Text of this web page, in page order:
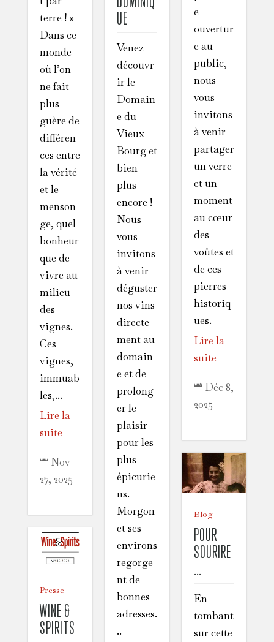
e
ouvertur
e au
public,
nous
vous
invitons
à venir
partager
un verre
et un
moment
au cœur
des
voûtes et
de ces
pierres
historiq
ues.
Lire la
suite
 Déc 8,
2025
terre ! »
Dans ce
monde
où l’on
ne fait
plus
guère de
différen
ces entre
la vérité
et le
menson
ge, quel
bonheur
que de
vivre au
milieu
des
vignes.
Ces
vignes,
immuab
les,...
Lire la
suite
 Nov
27, 2025
UE
Venez
découvr
ir le
Domain
e du
Vieux
Bourg et
bien
plus
encore !
Nous
vous
invitons
à venir
déguster
nos vins
directe
ment au
domain
e et de
prolong
er le
plaisir
pour les
plus
épicurie
ns.
Morgon
et ses
environs
regorge
nt de
bonnes
adresses.
..
Blog
POUR
SOURIRE
…
En
tombant
sur cette
Presse
WINE &
SPIRITS